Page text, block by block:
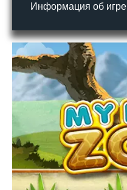
Информация об игре